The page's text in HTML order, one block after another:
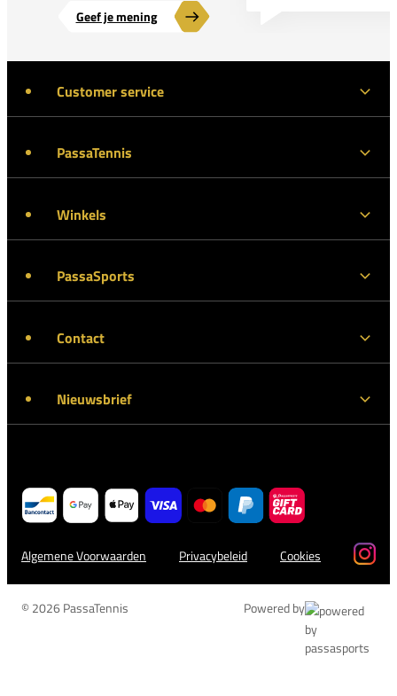
Geef je mening
Customer service
PassaTennis
Winkels
PassaSports
Contact
Nieuwsbrief
Algemene Voorwaarden Privacybeleid Cookies
© 2026 PassaTennis Powered by